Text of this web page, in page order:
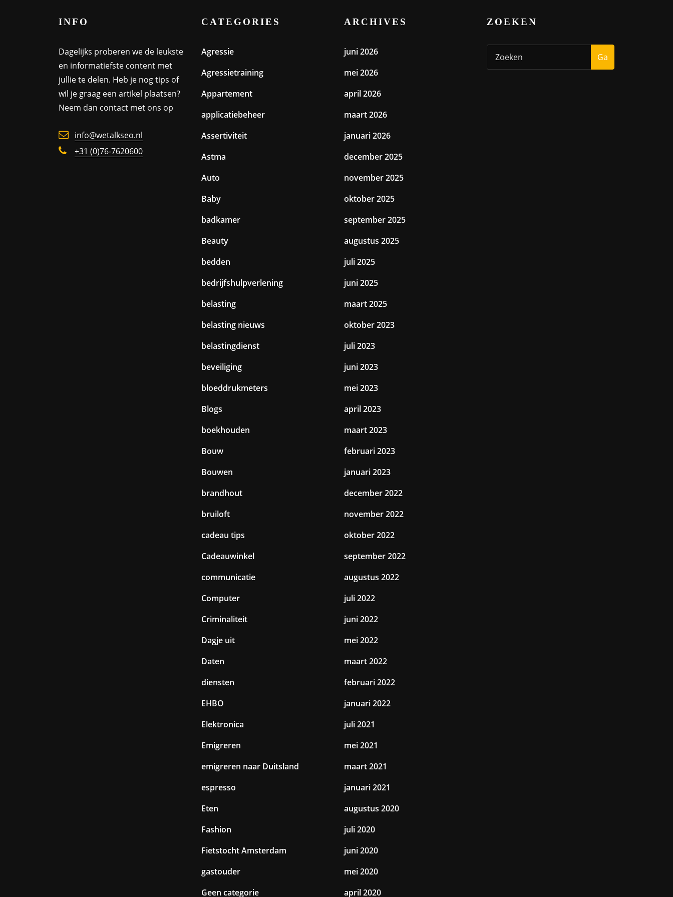
INFO
Dagelijks proberen we de leukste
en informatiefste content met
jullie te delen. Heb je nog tips of
wil je graag een artikel plaatsen?
Neem dan contact met ons op
info@wetalkseo.nl
+31 (0)76-7620600
CATEGORIES
Agressie
Agressietraining
Appartement
applicatiebeheer
Assertiviteit
Astma
Auto
Baby
badkamer
Beauty
bedden
bedrijfshulpverlening
belasting
belasting nieuws
belastingdienst
beveiliging
bloeddrukmeters
Blogs
boekhouden
Bouw
Bouwen
brandhout
bruiloft
cadeau tips
Cadeauwinkel
communicatie
Computer
Criminaliteit
Dagje uit
Daten
diensten
EHBO
Elektronica
Emigreren
emigreren naar Duitsland
espresso
Eten
Fashion
Fietstocht Amsterdam
gastouder
Geen categorie
ARCHIVES
juni 2026
mei 2026
april 2026
maart 2026
januari 2026
december 2025
november 2025
oktober 2025
september 2025
augustus 2025
juli 2025
juni 2025
maart 2025
oktober 2023
juli 2023
juni 2023
mei 2023
april 2023
maart 2023
februari 2023
januari 2023
december 2022
november 2022
oktober 2022
september 2022
augustus 2022
juli 2022
juni 2022
mei 2022
maart 2022
februari 2022
januari 2022
juli 2021
mei 2021
maart 2021
januari 2021
augustus 2020
juli 2020
juni 2020
mei 2020
april 2020
ZOEKEN
Ga